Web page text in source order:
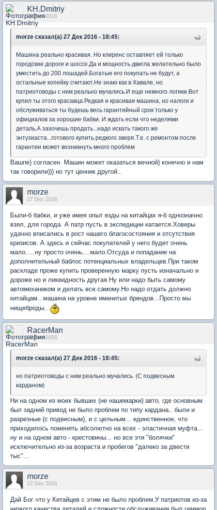
KH.Dmitriy
27 Dec 2016
morze сказал(а) 27 Дек 2016 - 18:45:
Машина реально красивая. Но клиренс оставляет ей только
городские дороги и шоссе.Да и мощность двигла желательно было
уместить до 200 лошадей.Богатые его покупать не будут, а
остальные копейку считают.Не знаю как в Хавале, но
патриотоводы с ним реально мучались.И еще немного логики.Вот
купил ты этого красавца.Редкая и красивая машина, но налоги и
обслуживаться ты будешь весь гарантийный срок только у
официалов за хорошие бабки. И ждать если что неделями
деталь.А захочешь продать...надо искать такого же
энтузиаста...готового купить редкого зверя.Т.е. с ремонтом после
гарантии может возникнуть много проблем
Вашпе) согласен. Машин может оказаться вечной) конечно и нам
так говорили))) но тут ценник другой..
morze
27 Dec 2016
Были-б бабки, и уже имея опыт езды на китайцах я-б однозначно
взял, для города. А патр пусть в экспедиции катается.Ховеры
удачно вписались в рост нашего благосостояния и отсутствия
кризисов. А здесь и сейчас покупателей у него будет очень
мало.....ну просто очень....мало.Отсуда и попадание на
дополнительный баблос потенциальных владельцев.При таком
раскладе проже купить проверенную марку пусть изначально и
дороже но и ликвидность другая.Ну или надо быть самому
автомехаником и делать все самому.Но надо отдать должно
китайцам...машина на уровне именитых брендов...Просто мы
нищеброды...
RacerMan
27 Dec 2016
morze сказал(а) 27 Дек 2016 - 18:45:
но патриотоводы с ним реально мучались. (С подвесным
карданом)
Ни на одном из моих бывших (не нашемарки) авто, где основным
был задний привод не было проблем по типу кардана.. были и
разрезные (с подвесным), и с цельным... единственное, что
приходилось поменять абсолютно на всех - эластичная муфта...
ну и на одном авто - крестовины... но все эти "болячки"
исключительно из-за возраста и пробегов "далеко за двести
тыс"...
morze
27 Dec 2016
Дай Бог что у Китайцев с этим не было проблем.У патриотов из-за